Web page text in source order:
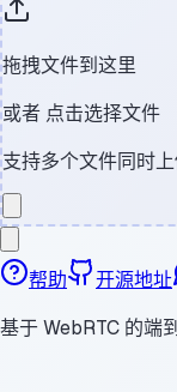
拖拽文件到这里
或者 点击选择文件
支持多个文件同时
帮助 开源地址
基于 WebRTC 的端